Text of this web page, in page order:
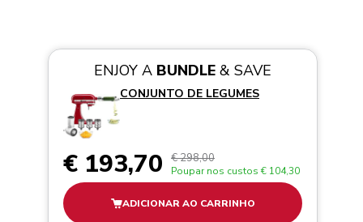
ENJOY A BUNDLE& SAVE
CONJUNTO DE LEGUMES
€ 193,70 € 298,00
Poupar nos custos € 104,30
ADICIONAR AO CARRINHO